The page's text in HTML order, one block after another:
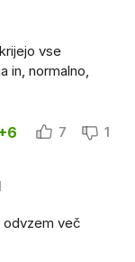
vse
in, normalno,
+6 7 1
odvzem več